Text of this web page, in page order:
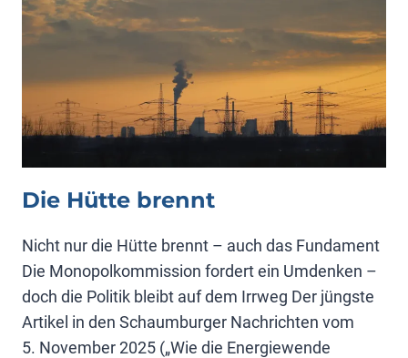
Die Hütte brennt
Nicht nur die Hütte brennt – auch das Fundament
Die Monopolkommission fordert ein Umdenken –
doch die Politik bleibt auf dem Irrweg Der jüngste
Artikel in den Schaumburger Nachrichten vom
5. November 2025 („Wie die Energiewende